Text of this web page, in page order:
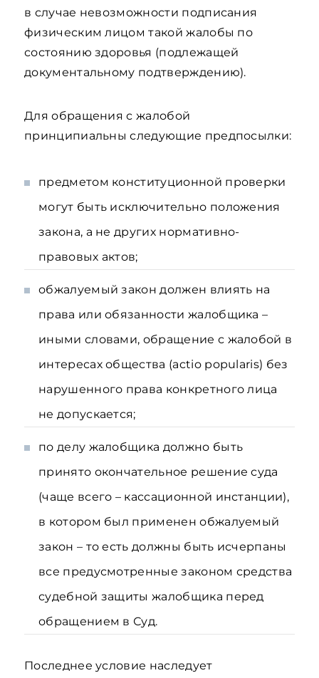
в случае невозможности подписания
физическим лицом такой жалобы по
состоянию здоровья (подлежащей
документальному подтверждению).
Для обращения с жалобой
принципиальны следующие предпосылки:
предметом конституционной проверки
могут быть исключительно положения
закона, а не других нормативно-
правовых актов;
обжалуемый закон должен влиять на
права или обязанности жалобщика –
иными словами, обращение с жалобой в
интересах общества (actio popularis) без
нарушенного права конкретного лица
не допускается;
по делу жалобщика должно быть
принято окончательное решение суда
(чаще всего – кассационной инстанции),
в котором был применен обжалуемый
закон – то есть должны быть исчерпаны
все предусмотренные законом средства
судебной защиты жалобщика перед
обращением в Суд.
Последнее условие наследует